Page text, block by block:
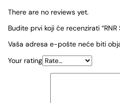
There are no reviews yet.
Budite prvi koji će recenzirati
Vaša adresa e-pošte neće biti
Your rating